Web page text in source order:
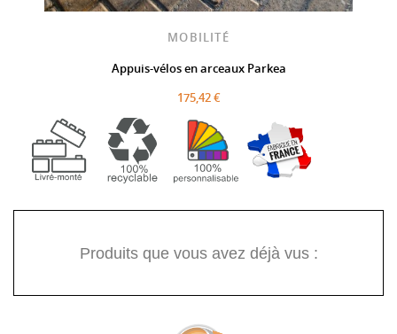
MOBILITÉ
Appuis-vélos en arceaux Parkea
175,42 €
Produits que vous avez déjà vus :